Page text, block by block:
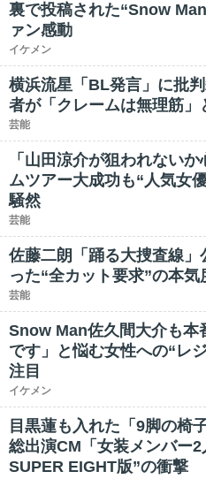
裏で投稿された“Snow
ァン感動
イケメン
横浜流星「BL発言」に批
者が「クレームは無理筋」
芸能
「山田涼介が狙われない
ムツアー大成功も“人気女
騒然
芸能
佐藤二朗「踊る大捜査線
った“全カット要求”の本気
芸能
Snow Man佐久間大介も
です」と悩む女性への“レ
注目
イケメン
目黒蓮も入れた「9脚の椅
総出演CM「女装メンバー
SUPER EIGHT版”の衝撃